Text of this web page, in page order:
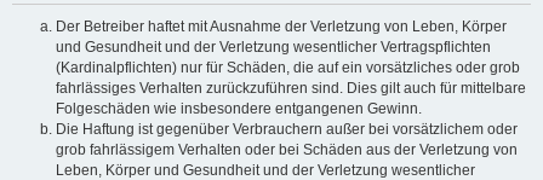
Der Betreiber haftet mit Ausnahme der Verletzung von Leben, Körper
und Gesundheit und der Verletzung wesentlicher Vertragspflichten
(Kardinalpflichten) nur für Schäden, die auf ein vorsätzliches oder grob
fahrlässiges Verhalten zurückzuführen sind. Dies gilt auch für mittelbare
Folgeschäden wie insbesondere entgangenen Gewinn.
Die Haftung ist gegenüber Verbrauchern außer bei vorsätzlichem oder
grob fahrlässigem Verhalten oder bei Schäden aus der Verletzung von
Leben, Körper und Gesundheit und der Verletzung wesentlicher